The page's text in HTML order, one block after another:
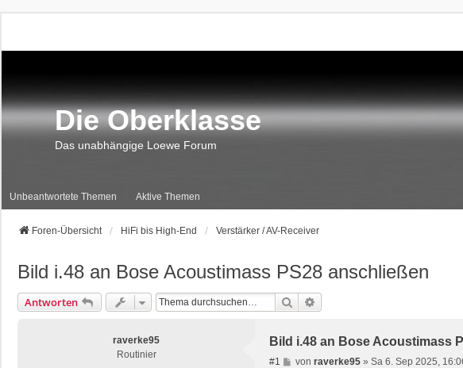
Die Oberklasse
Das unabhängige Loewe Forum
Unbeantwortete Themen Aktive Themen
Foren-Übersicht HiFi bis High-End Verstärker / AV-Receiver
Bild i.48 an Bose Acoustimass PS28 anschließen
Antworten Suche
raverke95
Routinier
Bild i.48 an Bose Acoustimass
#1
Bvon raverke95» Sa 6. Sep 2025,